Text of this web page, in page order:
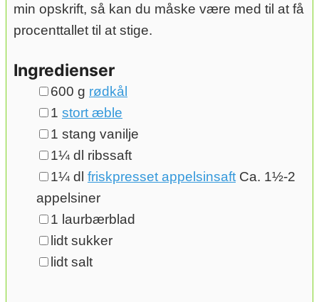
min opskrift, så kan du måske være med til at få
procenttallet til at stige.
Ingredienser
▢
600 g rødkål
▢
1 stort æble
▢
1 stang vanilje
▢
1¼ dl
ribssaft
▢
1¼ dl friskpresset appelsinsaft Ca. 1½-2
appelsiner
▢
1 laurbærblad
▢
lidt sukker
▢
lidt salt